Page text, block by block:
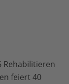
Rehabilitieren
feiert 40